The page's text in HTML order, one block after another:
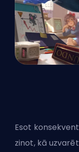
Esot
zinot, kā